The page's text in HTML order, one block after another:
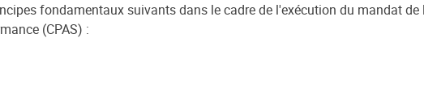
fondamentaux suivants dans le cadre de l'exécution du mandat
(CPAS) :